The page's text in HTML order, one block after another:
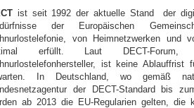
ist seit 1992 der aktuelle Stand der
der Europäischen
von Heimnetzwerken und
erfüllt. Laut DECT-
ist keine Ablauffrist
In Deutschland, wo gemäß
der DECT-Standard bis
ab 2013 die EU-Regularien gelten, die